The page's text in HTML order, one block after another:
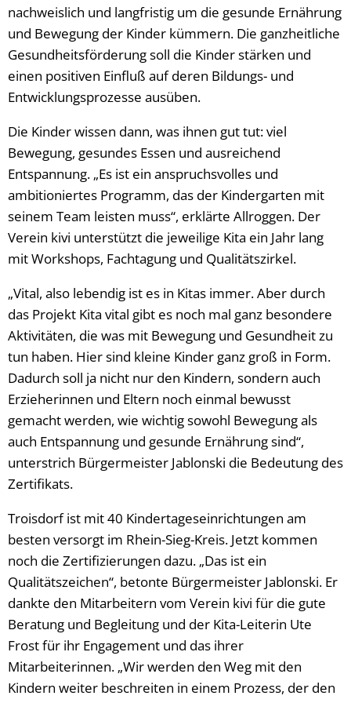
nachweislich und langfristig um die gesunde Ernährung
und Bewegung der Kinder kümmern. Die ganzheitliche
Gesundheitsförderung soll die Kinder stärken und
einen positiven Einfluß auf deren Bildungs- und
Entwicklungsprozesse ausüben.
Die Kinder wissen dann, was ihnen gut tut: viel
Bewegung, gesundes Essen und ausreichend
Entspannung. „Es ist ein anspruchsvolles und
ambitioniertes Programm, das der Kindergarten mit
seinem Team leisten muss“, erklärte Allroggen. Der
Verein kivi unterstützt die jeweilige Kita ein Jahr lang
mit Workshops, Fachtagung und Qualitätszirkel.
„Vital, also lebendig ist es in Kitas immer. Aber durch
das Projekt Kita vital gibt es noch mal ganz besondere
Aktivitäten, die was mit Bewegung und Gesundheit zu
tun haben. Hier sind kleine Kinder ganz groß in Form.
Dadurch soll ja nicht nur den Kindern, sondern auch
Erzieherinnen und Eltern noch einmal bewusst
gemacht werden, wie wichtig sowohl Bewegung als
auch Entspannung und gesunde Ernährung sind“,
unterstrich Bürgermeister Jablonski die Bedeutung des
Zertifikats.
Troisdorf ist mit 40 Kindertageseinrichtungen am
besten versorgt im Rhein-Sieg-Kreis. Jetzt kommen
noch die Zertifizierungen dazu. „Das ist ein
Qualitätszeichen“, betonte Bürgermeister Jablonski. Er
dankte den Mitarbeitern vom Verein kivi für die gute
Beratung und Begleitung und der Kita-Leiterin Ute
Frost für ihr Engagement und das ihrer
Mitarbeiterinnen. „Wir werden den Weg mit den
Kindern weiter beschreiten in einem Prozess, der den